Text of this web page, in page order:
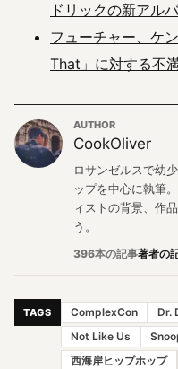
ドリックの新アル
フューチャー、ケ
That」に対する不
AUTHOR
CookOliver
ロサンゼルスで幼
ップを中心に執筆
ィストの背景、作
う。
396本の記事著者の
TAGS ComplexCon Dr.
Not Like Us
西海岸ヒップホップ